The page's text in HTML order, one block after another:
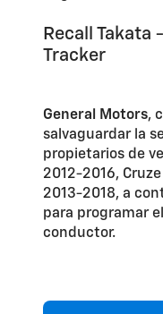
Recall Takata
Tracker
General Motors,
salvaguardar la
propietarios de
2012-2016,
2013-2018, a
para programar
conductor.